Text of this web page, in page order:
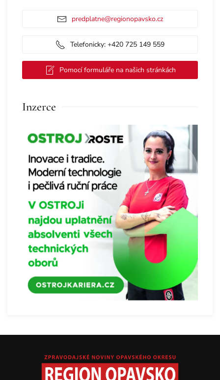
predplatne@regionopavsko.cz
Telefonicky: +420 725 149 559
Pomocí formuláře na našich stránkách
Inzerce